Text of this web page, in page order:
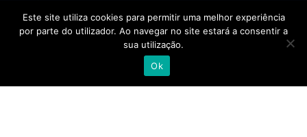
Com mais de 400 colaboradores, instalações em
Lisboa, Porto, Almancil, Castelo Branco, Açores e
Madeira, a Alliance Healthcare e as suas pessoas
acreditam que quando se junta a experiência,
talento e competência de todo o setor, camos
Este site utiliza cookies para permitir uma melhor experiência
por parte do utilizador. Ao navegar no site estará a consentir a
sua utilização.
Ok